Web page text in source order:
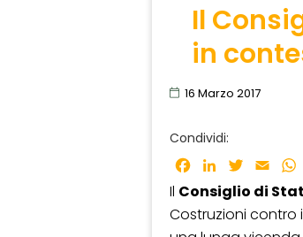
Il
in
16 Marzo 2017
Condividi:
Facebook
LinkedInTwitter
Email
Il Consiglio di
Costruzioni contro